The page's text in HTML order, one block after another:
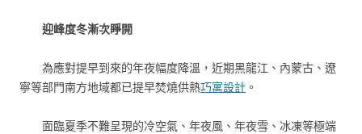
迎峰度冬漸次睜開
為應對提早到來的年夜幅度降溫，近期黑龍江、內蒙古、遼
寧等部門南方地域都已提早焚燒供熱巧寓設計 。
面臨夏季不難呈現的冷空氣、年夜風、年夜雪、冰凍等極端